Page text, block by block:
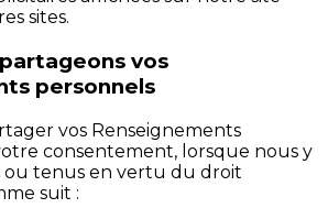
sites.
vos
personnels
vos Renseignements
consentement, lorsque nous y
ou tenus en vertu du droit
suit :